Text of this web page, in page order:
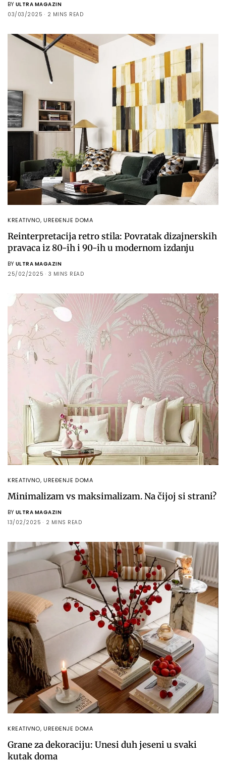
BY ULTRA MAGAZIN
03/03/2025
2 MINS READ
KREATIVNO,UREĐENJE DOMA
Reinterpretacija retro stila: Povratak dizajnerskih
pravaca iz 80-ih i 90-ih u modernom izdanju
BY ULTRA MAGAZIN
25/02/2025
3 MINS READ
KREATIVNO,UREĐENJE DOMA
Minimalizam vs maksimalizam. Na čijoj si strani?
BY ULTRA MAGAZIN
13/02/2025
2 MINS READ
KREATIVNO,UREĐENJE DOMA
Grane za dekoraciju: Unesi duh jeseni u svaki
kutak doma